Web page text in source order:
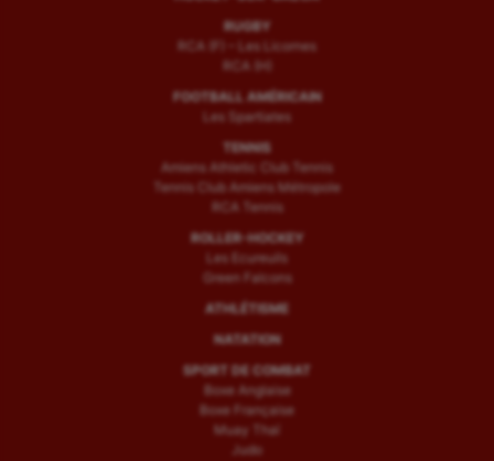
RUGBY
RCA (F) – Les Licornes
RCA (H)
FOOTBALL AMÉRICAIN
Les Spartiates
TENNIS
Amiens Athletic Club Tennis
Tennis Club Amiens Métropole
RCA Tennis
ROLLER-HOCKEY
Les Ecureuils
Green Falcons
ATHLÉTISME
NATATION
SPORT DE COMBAT
Boxe Anglaise
Boxe Française
Muay Thaï
Judo